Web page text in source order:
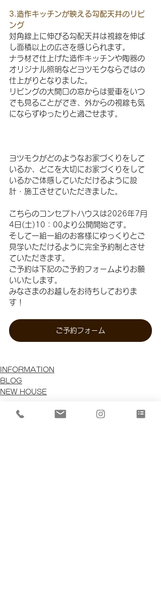
3.造作キッチンが映える勾配天井のリビ
ング
対角線上に伸びる勾配天井は視線を伸ば
し面積以上の広さを感じられます。
ナラ材で仕上げた造作キッチンや陶器の
オリジナル照明などヨツモクならではの
仕上がりとなりました。
リビングの大開口の窓からは愛車をいつ
でも見ることができ、外からの視線も気
にならずゆったりと過ごせます。
ヨツモクがどのようなお家づくりをして
いるか、どこを大切にお家づくりをして
いるかご体感していただけるように設
計・施工させていただきました。
こちらのコンセプトハウスは2026年7月
4日(土)10：00より公開開始です。
そして一組一組のお客様にゆっくりとご
見学いただけるように完全予約制とさせ
ていただきます。
ご予約は下記のご予約フォームよりお願
いいたします。
みなさまのお越しをお待ちしておりま
す！
ご予約フォーム
INFORMATION
BLOG
NEW HOUSE
最新記事 すべて表示